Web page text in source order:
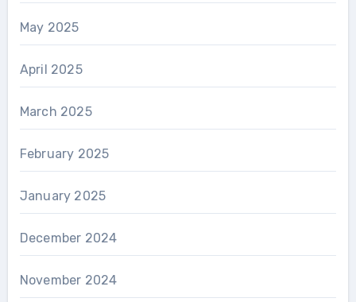
May 2025
April 2025
March 2025
February 2025
January 2025
December 2024
November 2024